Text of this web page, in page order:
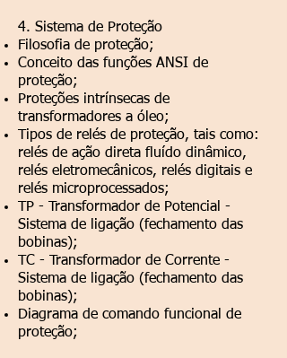
4. Sistema de Proteção
Filosofia de proteção;
Conceito das funções ANSI de
proteção;
Proteções intrínsecas de
transformadores a óleo;
Tipos de relés de proteção, tais como:
relés de ação direta fluído dinâmico,
relés eletromecânicos, relés digitais e
relés microprocessados;
TP - Transformador de Potencial -
Sistema de ligação (fechamento das
bobinas);
TC - Transformador de Corrente -
Sistema de ligação (fechamento das
bobinas);
Diagrama de comando funcional de
proteção;